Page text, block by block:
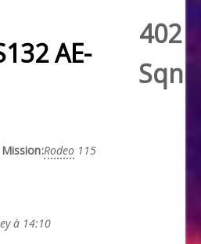
AE-
402
Sqn
Mission:Rodeo 115
à 14:10